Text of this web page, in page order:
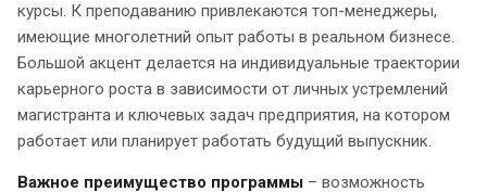
курсы. К преподаванию привлекаются топ-менеджеры,
имеющие многолетний опыт работы в реальном бизнесе.
Большой акцент делается на индивидуальные траектории
карьерного роста в зависимости от личных устремлений
магистранта и ключевых задач предприятия, на котором
работает или планирует работать будущий выпускник.
Важное преимущество программы – возможность